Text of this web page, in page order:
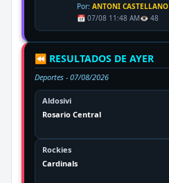
Por: ANTONI CASTELLANO
📅 07/08 11:48 AM👁️ 48
⏪ RESULTADOS DE AYER
Deportes - 07/08/2026
Aldosivi
Rosario Central
Rockies
Cardinals